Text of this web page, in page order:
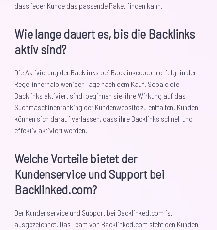
dass jeder Kunde das passende Paket finden kann.
Wie lange dauert es, bis die Backlinks
aktiv sind?
Die Aktivierung der Backlinks bei Backlinked.com erfolgt in der
Regel innerhalb weniger Tage nach dem Kauf. Sobald die
Backlinks aktiviert sind, beginnen sie, ihre Wirkung auf das
Suchmaschinenranking der Kundenwebsite zu entfalten. Kunden
können sich darauf verlassen, dass ihre Backlinks schnell und
effektiv aktiviert werden.
Welche Vorteile bietet der
Kundenservice und Support bei
Backlinked.com?
Der Kundenservice und Support bei Backlinked.com ist
ausgezeichnet. Das Team von Backlinked.com steht den Kunden